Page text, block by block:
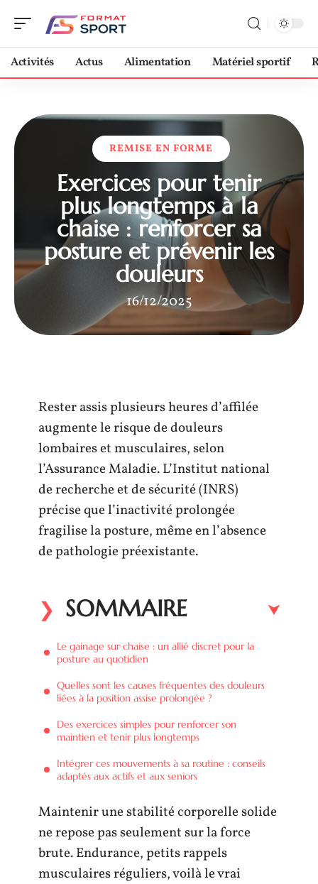
Activités Actus Alimentation Matériel sportif
REMISE EN FORME
Exercices pour tenir
plus longtemps à la
chaise : renforcer sa
posture et prévenir les
douleurs
16/12/2025
Rester assis plusieurs heures d’affilée
augmente le risque de douleurs
lombaires et musculaires, selon
l’Assurance Maladie. L’Institut national
de recherche et de sécurité (INRS)
précise que l’inactivité prolongée
fragilise la posture, même en l’absence
de pathologie préexistante.
SOMMAIRE
Le gainage sur chaise : un allié discret pour la
posture au quotidien
Quelles sont les causes fréquentes des douleurs
liées à la position assise prolongée ?
Des exercices simples pour renforcer son
maintien et tenir plus longtemps
Intégrer ces mouvements à sa routine : conseils
adaptés aux actifs et aux seniors
Maintenir une stabilité corporelle solide
ne repose pas seulement sur la force
brute. Endurance, petits rappels
musculaires réguliers, voilà le vrai